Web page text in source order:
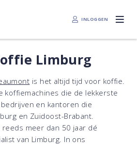
INLOGGEN
Limburg
is het altijd tijd voor koffie.
koffiemachines die de lekkerste
en kantoren die
en Zuidoost-Brabant.
meer dan 50 jaar dé
van Limburg. In ons